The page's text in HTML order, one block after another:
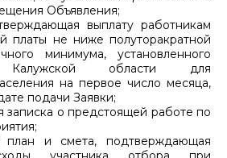
Объявления;
выплату работникам
платы не ниже полуторакратной
минимума, установленного
Калужской области для
на первое число месяца,
подачи Заявки;
записка о предстоящей работе по
план и смета, подтверждающая